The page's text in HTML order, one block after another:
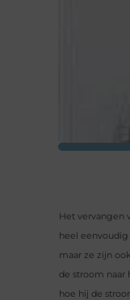
Het vervangen
heel
maar ze zijn
de stroom naar
hoe hij de